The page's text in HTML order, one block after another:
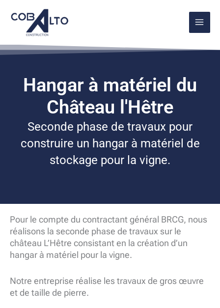
Hangar à matériel du
Château l'Hêtre
Seconde phase de travaux pour
construire un hangar à matériel de
stockage pour la vigne.
Pour le compte du contractant général BRCG, nous
réalisons la seconde phase de travaux sur le
château L’Hêtre consistant en la création d’un
hangar à matériel pour la vigne.
Notre entreprise réalise les travaux de gros œuvre
et de taille de pierre.